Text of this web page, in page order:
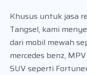
Khusus untuk jasa
Tangsel, kami
dari mobil mewah
mercedes benz,
SUV seperti